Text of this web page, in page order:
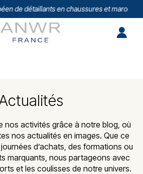
de détaillants en chaussures et
nos activités grâce à notre blog, où
nos actualités en images. Que ce
d’achats, des formations ou
marquants, nous partageons avec
et les coulisses de notre univers.